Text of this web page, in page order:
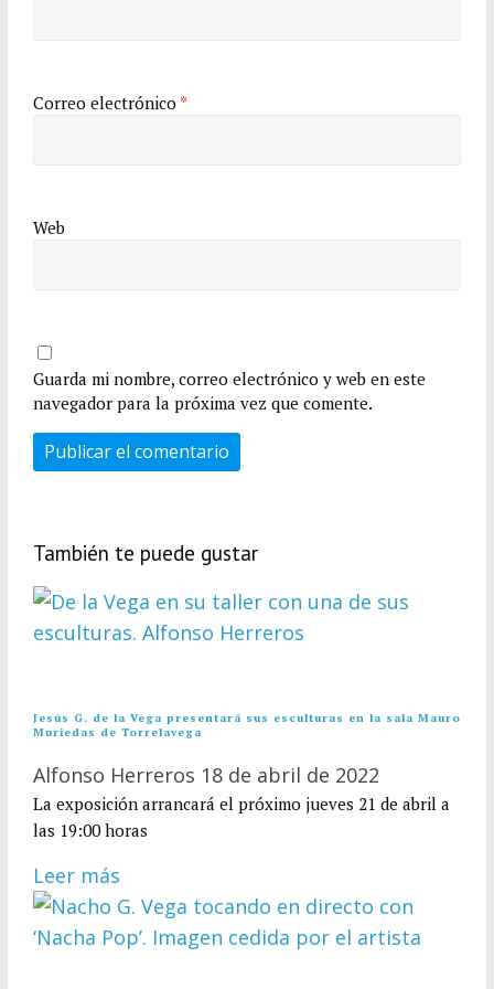
Correo electrónico *
Web
Guarda mi nombre, correo electrónico y web en este
navegador para la próxima vez que comente.
También te puede gustar
Jesús G. de la Vega presentará sus esculturas en la sala Mauro
Muriedas de Torrelavega
Alfonso Herreros 18 de abril de 2022
La exposición arrancará el próximo jueves 21 de abril a
las 19:00 horas
Leer más